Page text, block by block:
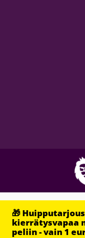
🎁
kierrätysvapaa
peliin - vain 1